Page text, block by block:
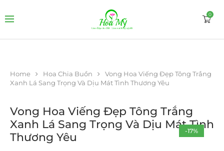
0
Home Hoa Chia Buồn
Vong Hoa Viếng Đẹp Tông Trắng
Xanh Lá Sang Trọng Và Dịu Mát Tình Thương Yêu
-17%
Vong Hoa Viếng Đẹp Tông Trắng
Xanh Lá Sang Trọng Và Dịu Mát Tình
Thương Yêu